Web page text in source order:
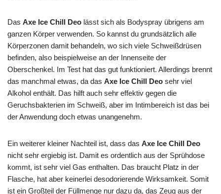
Das Axe Ice Chill Deo lässt sich als Bodyspray übrigens am
ganzen Körper verwenden. So kannst du grundsätzlich alle
Körperzonen damit behandeln, wo sich viele Schweißdrüsen
befinden, also beispielweise an der Innenseite der
Oberschenkel. Im Test hat das gut funktioniert. Allerdings brennt
das manchmal etwas, da das Axe Ice Chill Deo sehr viel
Alkohol enthält. Das hilft auch sehr effektiv gegen die
Geruchsbakterien im Schweiß, aber im Intimbereich ist das bei
der Anwendung doch etwas unangenehm.
Ein weiterer kleiner Nachteil ist, dass das Axe Ice Chill Deo
nicht sehr ergiebig ist. Damit es ordentlich aus der Sprühdose
kommt, ist sehr viel Gas enthalten. Das braucht Platz in der
Flasche, hat aber keinerlei desodorierende Wirksamkeit. Somit
ist ein Großteil der Füllmenge nur dazu da, das Zeug aus der